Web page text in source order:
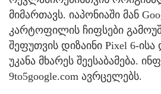
მიმართავს. იაპონიაში მან
კარტოფილის ჩიფსები
შეფუთვის დიზაინი Pixel 6-ისა
უკანა მხარეს შეესაბამება.
9to5google.com ავრცელებს.